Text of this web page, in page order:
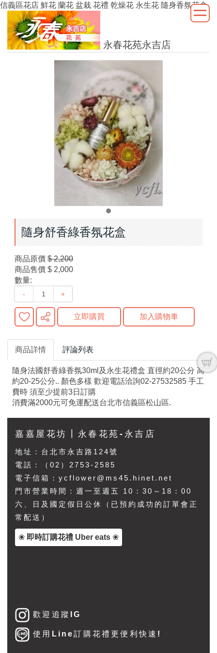
信義區花店 鮮花 蘭花 盆栽 花禮 乾燥花 永生花 隨身香氛花盒
永春花苑永吉店
隨身舒香綠香氛花盒
商品原價 $ 2,200
商品售價 $ 2,000
數量:
- +
立即購買 加入購物車
商品詳情 評論列表
隨身法國舒香綠香氛30ml及永生花禮盒 直徑約20公分 高
約20-25公分.. 顏色多樣 歡迎電話洽詢02-27532585 手工
費時 須至少提前3日訂購
消費滿2000元可免運配送台北市信義區松山區.
嘉嘉屋花坊┃永春花苑-永吉店
地址： 台北市永吉路124號
電話：（02）2753-2585
電子信箱：ycflower@ms45.hinet.net
門市營業時間：週一至週五 10：30～18：00
六、日及國定假日公休（已預約成功的訂單會正
常配送）
❀ 即時訂購花禮 Uber eats ❀
歡迎追蹤IG
使用Line訂購花禮更便利快速!